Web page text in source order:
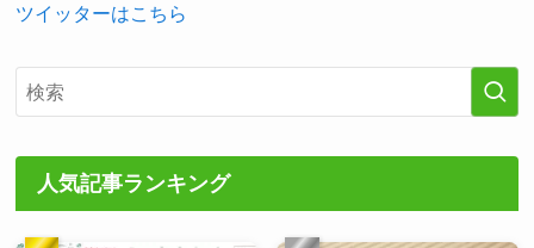
ツイッターはこちら
人気記事ランキング